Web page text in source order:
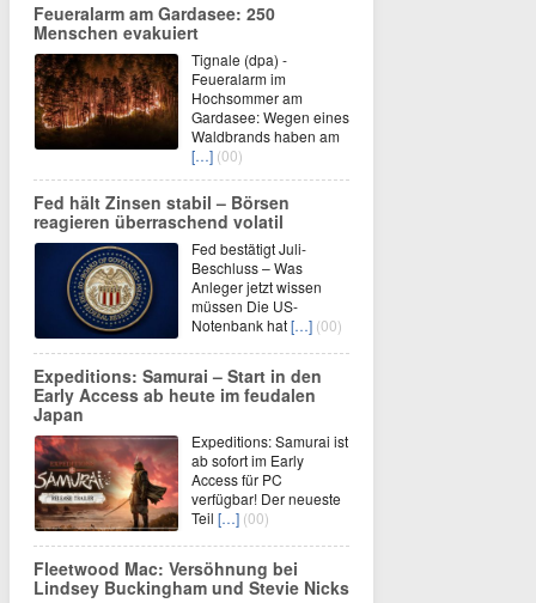
Feueralarm am Gardasee: 250
Menschen evakuiert
Tignale (dpa) -
Feueralarm im
Hochsommer am
Gardasee: Wegen eines
Waldbrands haben am
[…] (00)
Fed hält Zinsen stabil – Börsen
reagieren überraschend volatil
Fed bestätigt Juli-
Beschluss – Was
Anleger jetzt wissen
müssen Die US-
Notenbank hat[…] (00)
Expeditions: Samurai – Start in den
Early Access ab heute im feudalen
Japan
Expeditions: Samurai ist
ab sofort im Early
Access für PC
verfügbar! Der neueste
Teil […] (00)
Fleetwood Mac: Versöhnung bei
Lindsey Buckingham und Stevie Nicks